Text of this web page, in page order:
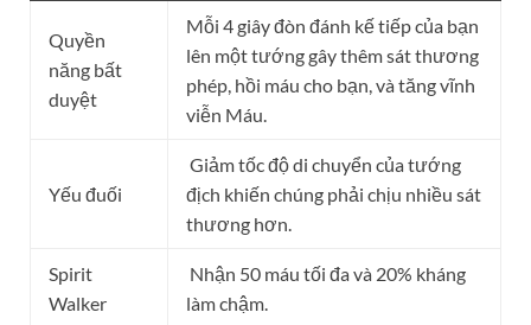
Quyền
năng bất
duyệt
Mỗi 4 giây đòn đánh kế tiếp của bạn
lên một tướng gây thêm sát thương
phép, hồi máu cho bạn, và tăng vĩnh
viễn Máu.
Yếu đuối
Giảm tốc độ di chuyển của tướng
địch khiến chúng phải chịu nhiều sát
thương hơn.
Spirit
Walker
Nhận 50 máu tối đa và 20% kháng
làm chậm.